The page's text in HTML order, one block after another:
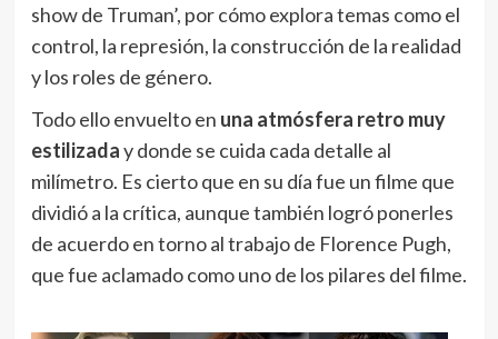
show de Truman’, por cómo explora temas como el
control, la represión, la construcción de la realidad
y los roles de género.
Todo ello envuelto en una atmósfera retro muy
estilizaday donde se cuida cada detalle al
milímetro. Es cierto que en su día fue un filme que
dividió a la crítica, aunque también logró ponerles
de acuerdo en torno al trabajo de Florence Pugh,
que fue aclamado como uno de los pilares del filme.